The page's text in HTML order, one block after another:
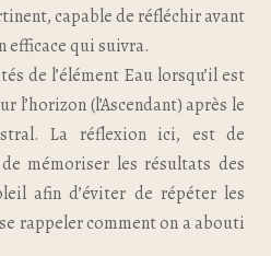
capable de réfléchir avant
efficace qui suivra.
de l’élément Eau lorsqu’il est
l’horizon (l’Ascendant) après le
La réflexion ici, est de
mémoriser les résultats des
afin d’éviter de répéter les
rappeler comment on a abouti